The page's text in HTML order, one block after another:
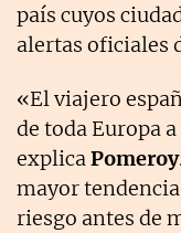
país cuyos
alertas oficiales
«El viajero
de toda Europa
explicaPomeroy
mayor
riesgo antes de